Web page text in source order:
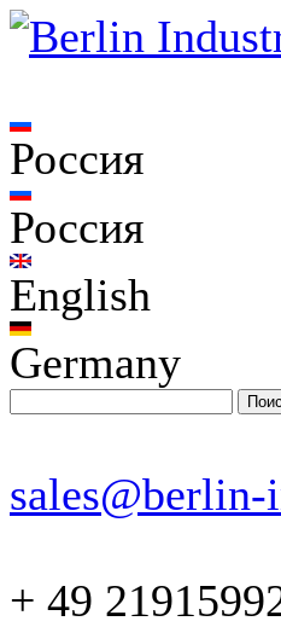
Россия
Россия
English
Germany
+ 49